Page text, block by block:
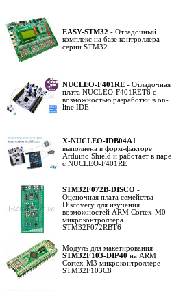
EASY-STM32 - Отладочный
комплекс на базе контроллера
серии STM32
NUCLEO-F401RE - Отладочная
плата NUCLEO-F401RET6 с
возможностью разработки в on-
line IDE
X-NUCLEO-IDB04A1
выполнена в форм-факторе
Arduino Shield и работает в паре
с NUCLEO-F401RE
STM32F072B-DISCO -
Оценочная плата семейства
Discovery для изучения
возможностей ARM Cortex-M0
микроконтроллера
STM32F072RBT6
Модуль для макетирования
STM32F103-DIP40 на ARM
Cortex-M3 микроконтроллере
STM32F103C8